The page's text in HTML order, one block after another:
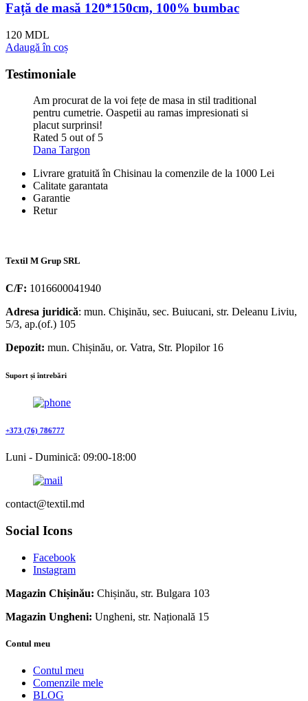
Față de masă 120*150cm, 100% bumbac
120 MDL
Adaugă în coș
Testimoniale
Am procurat de la voi fețe de masa in stil traditional
pentru cumetrie. Oaspetii au ramas impresionati si
placut surprinsi!
Rated 5 out of 5
Dana Targon
Livrare gratuită în Chisinau la comenzile de la 1000 Lei
Calitate garantata
Garantie
Retur
Textil M Grup SRL
C/F: 1016600041940
Adresa juridică: mun. Chişinău, sec. Buiucani, str. Deleanu Liviu,
5/3, ap.(of.) 105
Depozit: mun. Chișinău, or. Vatra, Str. Plopilor 16
Suport și întrebări
+373 (76) 786777
Luni - Duminică: 09:00-18:00
contact@textil.md
Social Icons
Facebook
Instagram
Magazin Chișinău: Chișinău, str. Bulgara 103
Magazin Ungheni: Ungheni, str. Națională 15
Contul meu
Contul meu
Comenzile mele
BLOG